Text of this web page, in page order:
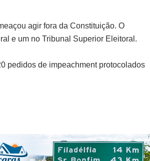
agir fora da Constituição. O
e um no Tribunal Superior Eleitoral.
pedidos de impeachment protocolados